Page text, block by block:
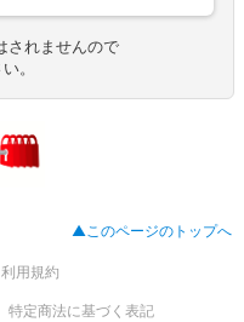
されませんので
。
▲このページのトップへ
利用規約
特定商法に基づく表記